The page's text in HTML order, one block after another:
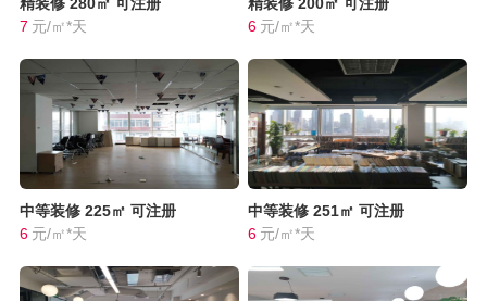
7 元/㎡*天
6 元/㎡*天
中等装修 225㎡ 可注册
6 元/㎡*天
中等装修 251㎡ 可注册
6 元/㎡*天